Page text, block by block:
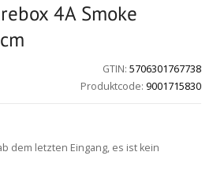
4A Smoke
GTIN: 5706301767738
Produktcode: 9001715830
dem letzten Eingang, es ist kein